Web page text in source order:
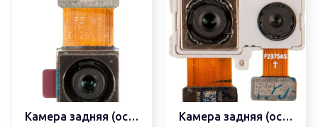
Камера задняя (основная) Камера задняя (основная)